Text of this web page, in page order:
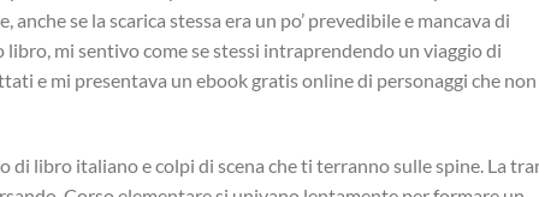
se la scarica stessa era un po’ prevedibile e mancava di
mi sentivo come se stessi intraprendendo un viaggio di
e mi presentava un ebook gratis online di personaggi che non
di libro italiano e colpi di scena che ti terranno sulle spine. La